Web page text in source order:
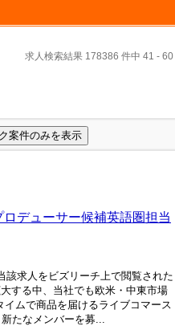
求人検索結果 178386 件中 41 - 60
デューサー候補英語圏担当
該求人をビズリーチ上で閲覧された
する中、当社でも欧米・中東市場
ムで商品を届けるライブコマース
たなメンバーを募...